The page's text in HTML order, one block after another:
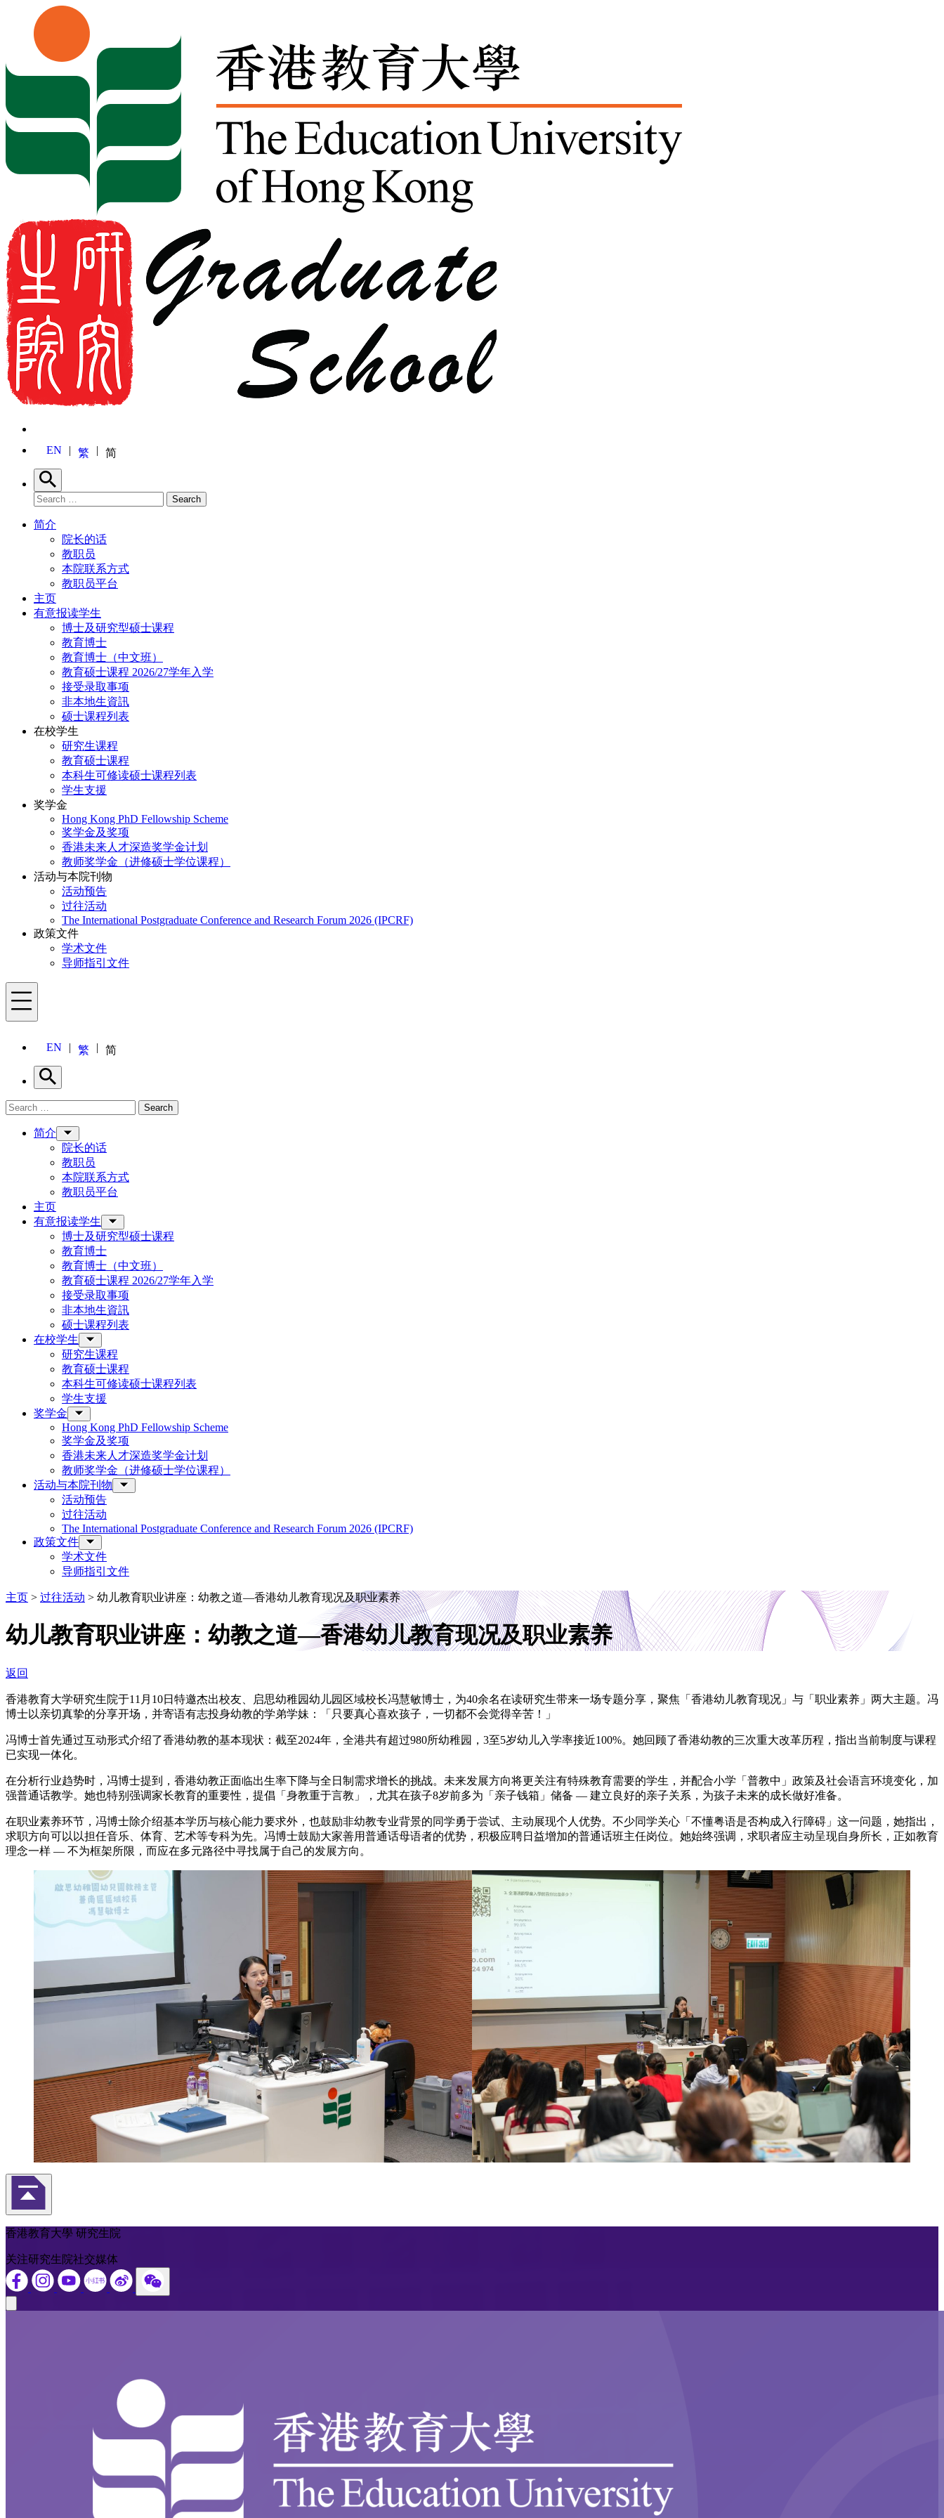
Skip to content
EN 繁 简
Search
Search for: Search
简介
院长的话
教职员
本院联系方式
教职员平台
主页
有意报读学生
博士及研究型硕士课程
教育博士
教育博士（中文班）
教育硕士课程 2026/27学年入学
接受录取事项
非本地生資訊
硕士课程列表
在校学生
研究生课程
教育硕士课程
本科生可修读硕士课程列表
学生支援
奖学金
Hong Kong PhD Fellowship Scheme
奖学金及奖项
香港未来人才深造奖学金计划
教师奖学金（进修硕士学位课程）
活动与本院刊物
活动预告
过往活动
The International Postgraduate Conference and Research Forum 2026 (IPCRF)
政策文件
学术文件
导师指引文件
Menu
EN 繁 简
Search
Search for: Search
简介
院长的话
教职员
本院联系方式
教职员平台
主页
有意报读学生
博士及研究型硕士课程
教育博士
教育博士（中文班）
教育硕士课程 2026/27学年入学
接受录取事项
非本地生資訊
硕士课程列表
在校学生
研究生课程
教育硕士课程
本科生可修读硕士课程列表
学生支援
奖学金
Hong Kong PhD Fellowship Scheme
奖学金及奖项
香港未来人才深造奖学金计划
教师奖学金（进修硕士学位课程）
活动与本院刊物
活动预告
过往活动
The International Postgraduate Conference and Research Forum 2026 (IPCRF)
政策文件
学术文件
导师指引文件
主页 > 过往活动 > 幼儿教育职业讲座：幼教之道—香港幼儿教育现况及职业素养
幼儿教育职业讲座：幼教之道—香港幼儿教育现况及职业素养
返回
香港教育大学研究生院于11月10日特邀杰出校友、启思幼稚园幼儿园区域校长冯慧敏博士，为40余名在读研究生带来一场专题分享，聚焦「香港幼儿教育现况」与「职业素养」两大主题。冯
博士以亲切真挚的分享开场，并寄语有志投身幼教的学弟学妹：「只要真心喜欢孩子，一切都不会觉得辛苦！」
冯博士首先通过互动形式介绍了香港幼教的基本现状：截至2024年，全港共有超过980所幼稚园，3至5岁幼儿入学率接近100%。她回顾了香港幼教的三次重大改革历程，指出当前制度与课程
已实现一体化。
在分析行业趋势时，冯博士提到，香港幼教正面临出生率下降与全日制需求增长的挑战。未来发展方向将更关注有特殊教育需要的学生，并配合小学「普教中」政策及社会语言环境变化，加
强普通话教学。她也特别强调家长教育的重要性，提倡「身教重于言教」，尤其在孩子8岁前多为「亲子钱箱」储备 ― 建立良好的亲子关系，为孩子未来的成长做好准备。
在职业素养环节，冯博士除介绍基本学历与核心能力要求外，也鼓励非幼教专业背景的同学勇于尝试、主动展现个人优势。不少同学关心「不懂粤语是否构成入行障碍」这一问题，她指出，
求职方向可以以担任音乐、体育、艺术等专科为先。冯博士鼓励大家善用普通话母语者的优势，积极应聘日益增加的普通话班主任岗位。她始终强调，求职者应主动呈现自身所长，正如教育
理念一样 ― 不为框架所限，而应在多元路径中寻找属于自己的发展方向。
返回頁首
香港教育大學 研究生院
关注研究生院社交媒体
Close modal